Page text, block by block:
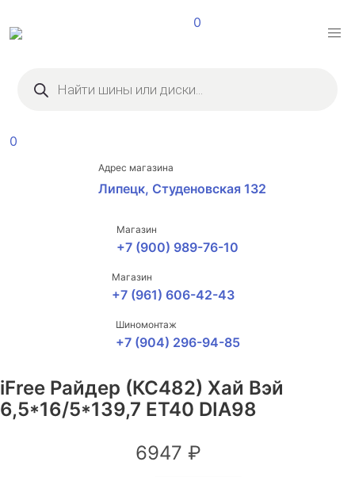
0
товаров
0
Адрес магазина
Липецк, Студеновская 132
Магазин
+7 (900) 989-76-10
Магазин
+7 (961) 606-42-43
Шиномонтаж
+7 (904) 296-94-85
iFree Райдер (КС482) Хай Вэй
6,5*16/5*139,7 ET40 DIA98
6947 ₽